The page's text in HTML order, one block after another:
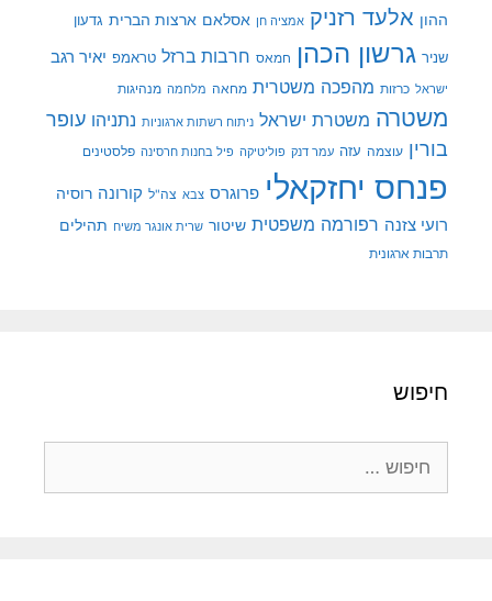
ההון אלעד רזניק אמציה חן אסלאם ארצות הברית גדעון
שניר גרשון הכהן חמאס חרבות ברזל טראמפ יאיר רגב
ישראל כרזות מהפכה משטרית מחאה מלחמה מנהיגות
משטרה משטרת ישראל ניתוח רשתות ארגוניות נתניהו עופר
בורין עוצמה עזה עמר דנק פוליטיקה פיל בחנות חרסינה פלסטינים
פנחס יחזקאלי פרוגרס צבא צה"ל קורונה רוסיה
רועי צזנה רפורמה משפטית שיטור שרית אונגר משיח תהילים
תרבות ארגונית
חיפוש